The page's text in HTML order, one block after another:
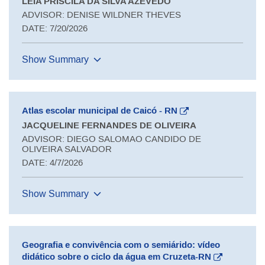
ADVISOR: DENISE WILDNER THEVES
DATE: 7/20/2026
Show Summary
Atlas escolar municipal de Caicó - RN
JACQUELINE FERNANDES DE OLIVEIRA
ADVISOR: DIEGO SALOMAO CANDIDO DE
OLIVEIRA SALVADOR
DATE: 4/7/2026
Show Summary
Geografia e convivência com o semiárido: vídeo
didático sobre o ciclo da água em Cruzeta-RN